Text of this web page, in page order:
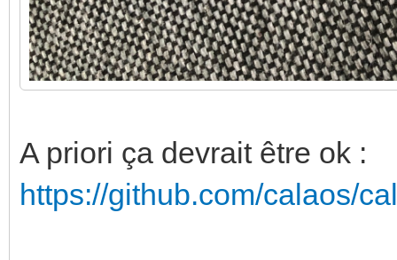
A priori ça devrait être ok :
https://github.com/calaos/